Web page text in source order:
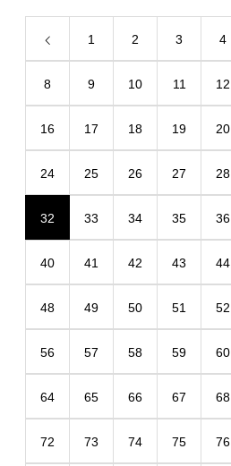
1 2 3 4
8 9 10 11 12
16 17 18 19 20
24 25 26 27 28
32 33 34 35 36
40 41 42 43 44
48 49 50 51 52
56 57 58 59 60
64 65 66 67 68
72 73 74 75 76